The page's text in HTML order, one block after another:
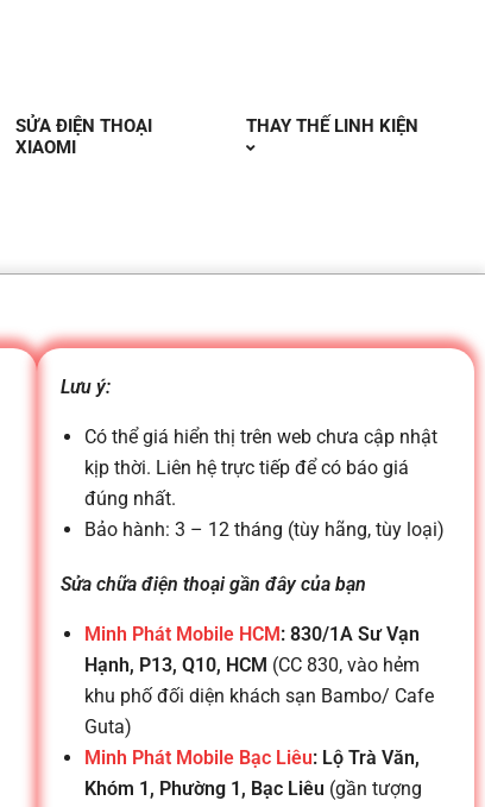
SỬA ĐIỆN THOẠI
XIAOMI
THAY THẾ LINH KIỆN
Lưu ý:
Có thể giá hiển thị trên web chưa cập nhật
kịp thời. Liên hệ trực tiếp để có báo giá
đúng nhất.
Bảo hành: 3 – 12 tháng (tùy hãng, tùy loại)
Sửa chữa điện thoại gần đây của bạn
Minh Phát Mobile HCM: 830/1A Sư Vạn
Hạnh, P13, Q10, HCM (CC 830, vào hẻm
khu phố đối diện khách sạn Bambo/ Cafe
Guta)
Minh Phát Mobile Bạc Liêu: Lộ Trà Văn,
Khóm 1, Phường 1, Bạc Liêu (gần tượng